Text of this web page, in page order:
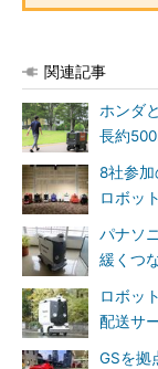
関連記事
ホンダ
長約
8社参
ロボッ
パナソ
緩くつ
ロボッ
配送サ
GSを拠